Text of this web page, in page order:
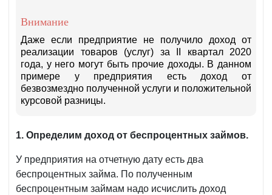
Внимание
Даже если предприятие не получило доход от
реализации товаров (услуг) за II квартал 2020
года, у него могут быть прочие доходы. В данном
примере у предприятия есть доход от
безвозмездно полученной услуги и положительной
курсовой разницы.
1. Определим доход от беспроцентных займов.
У предприятия на отчетную дату есть два
беспроцентных займа. По полученным
беспроцентным займам надо исчислить доход